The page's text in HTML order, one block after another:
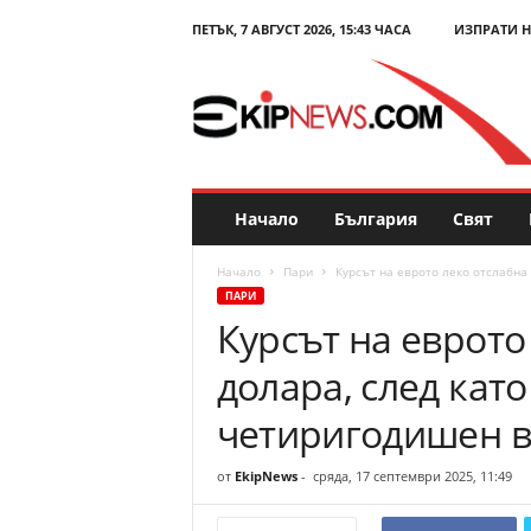
ПЕТЪК, 7 АВГУСТ 2026, 15:43 ЧАСА ИЗПРАТИ
E
p
N
и
Начало България Свят
Начало Пари Курсът на еврото леко
ПАРИ
Курсът на
долара, след
четиригодишен
от EkipNews- сряда, 17 септември 2025, 11:49